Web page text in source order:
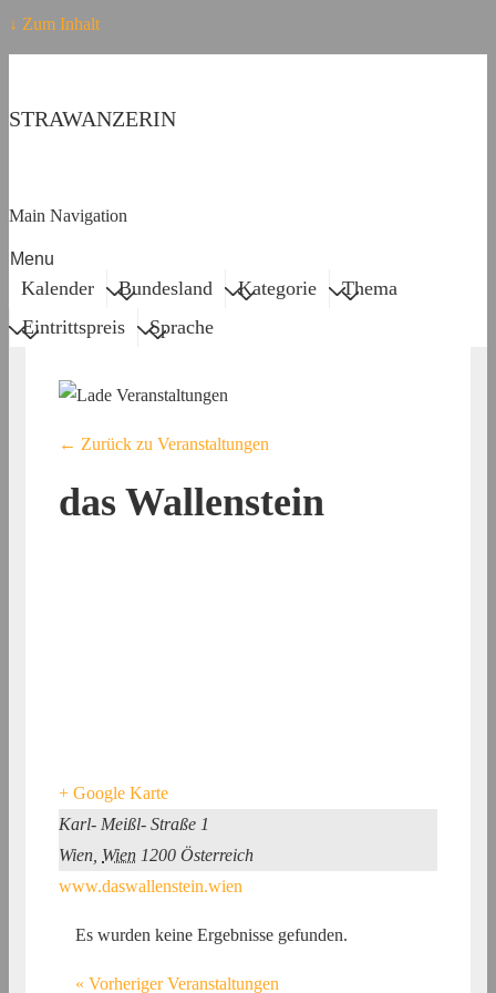
↓ Zum Inhalt
STRAWANZERIN
Main Navigation
Menu
Kalender Bundesland Kategorie
Thema
Eintrittspreis
Sprache
← Zurück zu Veranstaltungen
das Wallenstein
+ Google Karte
Karl- Meißl- Straße 1
Wien Wien 1200 Österreich
www.daswallenstein.wien
Es wurden keine Ergebnisse gefunden.
« Vorheriger Veranstaltungen